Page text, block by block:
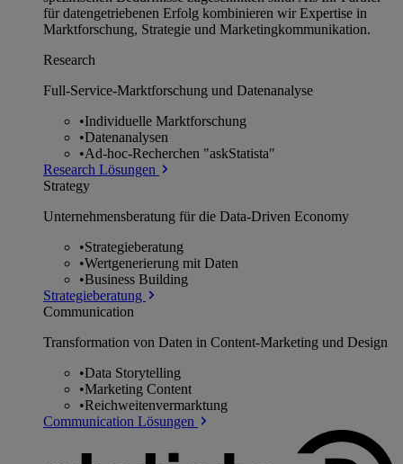
für datengetriebenen Erfolg kombinieren wir Expertise in
Marktforschung, Strategie und Marketingkommunikation.
Research
Full-Service-Marktforschung und Datenanalyse
•Individuelle Marktforschung
•Datenanalysen
•Ad-hoc-Recherchen "askStatista"
Research Lösungen
Strategy
Unternehmens­beratung für die Data-Driven Economy
•Strategieberatung
•Wertgenerierung mit Daten
•Business Building
Strategieberatung
Communication
Transformation von Daten in Content-Marketing und Design
•Data Storytelling
•Marketing Content
•Reichweitenvermarktung
Communication Lösungen